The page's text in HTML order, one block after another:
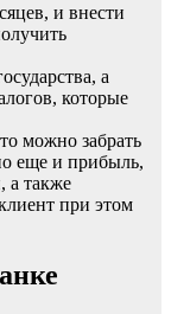
и внести
а
которые
можно забрать
еще и прибыль,
а также
при этом